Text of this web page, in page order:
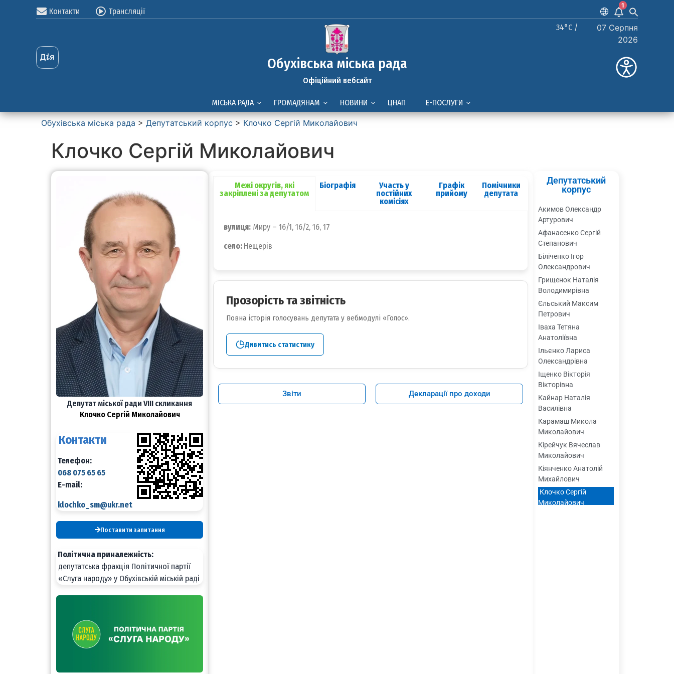
Контакти Трансляції
1
Обухівська міська рада
Офіційний вебсайт
34°C /
07 Серпня
2026
МІСЬКА РАДА ГРОМАДЯНАМ НОВИНИ ЦНАП Е-ПОСЛУГИ
Обухівська міська рада > Депутатський корпус > Клочко Сергій Миколайович
Клочко Сергій Миколайович
Депутат міської ради VIII скликання​
Клочко Сергій Миколайович
Контакти
Телефон:
068 075 65 65
E-mail:
klochko_sm@ukr.net
Поставити запитання
Політична приналежність:
депутатська фракція Політичної партії
«Слуга народу» у Обухівській міській раді
Межі округів, які
закріплені за депутатом
Біографія
Участь у
постійних
комісіях
Графік
прийому
Помічники
депутата
вулиця: Миру – 16/1, 16/2, 16, 17
село: Нещерів
Прозорість та звітність
Повна історія голосувань депутата у вебмодулі «Голос».
Дивитись статистику
Звіти Декларації про доходи
Депутатський
корпус
Акимов Олександр
Артурович
Афанасенко Сергій
Степанович
Біліченко Ігор
Олександрович
Грищенок Наталія
Володимирівна
Єльський Максим
Петрович
Іваха Тетяна
Анатоліївна
Ільєнко Лариса
Олександрівна
Іщенко Вікторія
Вікторівна
Кайнар Наталія
Василівна
Карамаш Микола
Миколайович
Кірейчук Вячеслав
Миколайович
Кіянченко Анатолій
Михайлович
Клочко Сергій
Миколайович